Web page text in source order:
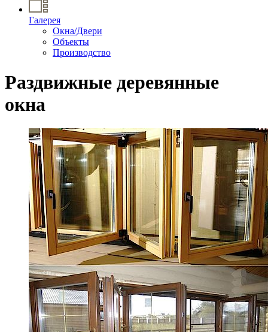
Галерея
Окна/Двери
Объекты
Производство
Раздвижные деревянные
окна